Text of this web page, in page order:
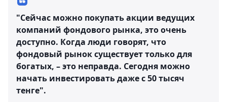
"Сейчас можно покупать акции ведущих
компаний фондового рынка, это очень
доступно. Когда люди говорят, что
фондовый рынок существует только для
богатых, – это неправда. Сегодня можно
начать инвестировать даже с 50 тысяч
тенге".